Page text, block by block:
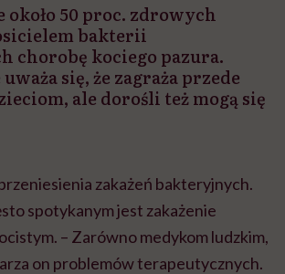
około 50 proc. zdrowych
bakterii
chorobę kociego pazura.
się, że zagraża przede
ale dorośli też mogą się
zakażeń bakteryjnych.
spotykanymjest zakażenie
– Zarówno medykom ludzkim,
on problemów terapeutycznych.